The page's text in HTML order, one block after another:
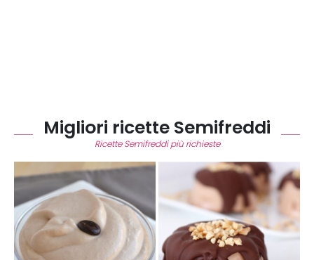
Migliori ricette Semifreddi
Ricette Semifreddi più richieste